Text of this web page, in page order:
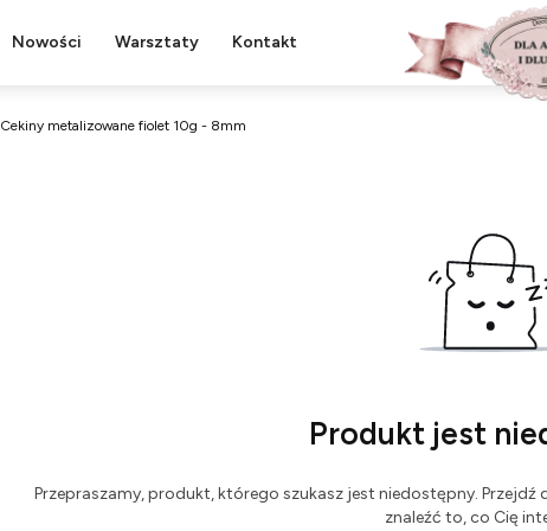
Nowości Warsztaty Kontakt
Cekiny metalizowane fiolet 10g - 8mm
Produkt jest
Przepraszamy, produkt, którego szukasz jest niedostępny.
znaleźć to, co Cię